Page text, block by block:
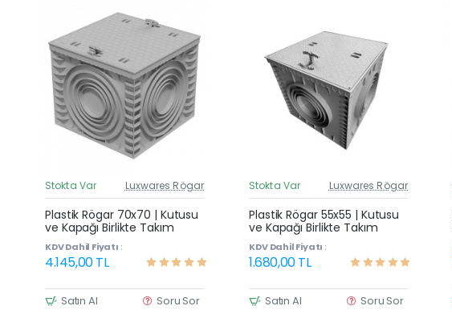
Güncel Fiyat
Yeni Ürün
Stokta Var Luxwares Rögar
Plastik Rögar 70x70 | Kutusu
ve Kapağı Birlikte Takım
KDV Dahil Fiyatı :
4.145,00 TL
Satın Al Soru Sor
Güncel Fiyat
Yeni Ürün
Stokta Var Luxwares Rögar
Plastik Rögar 55x55 | Kutusu
ve Kapağı Birlikte Takım
KDV Dahil Fiyatı :
1.680,00 TL
Satın Al Soru Sor